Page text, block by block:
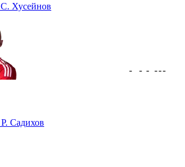
C. Хусейнов
Р. Садихов
- - - ---